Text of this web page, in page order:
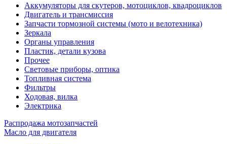
Аккумуляторы для скутеров, мотоциклов, квадроциклов
Двигатель и трансмиссия
Запчасти тормозной системы (мото и велотехника)
Зеркала
Органы управления
Пластик, детали кузова
Прочее
Световые приборы, оптика
Топливная система
Фильтры
Ходовая, вилка
Электрика
Распродажа мотозапчастей
Масло для двигателя